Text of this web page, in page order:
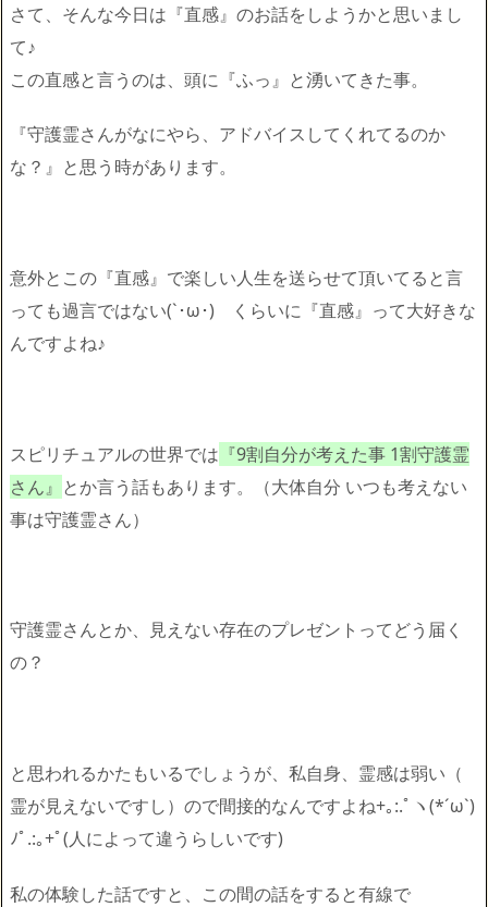
さて、そんな今日は『直感』のお話をしようかと思いまし
て♪
この直感と言うのは、頭に『ふっ』と湧いてきた事。
『守護霊さんがなにやら、アドバイスしてくれてるのか
な？』 と思う時があります。
意外とこの『直感』 で楽しい人生を送らせて頂いてると言
っても過言ではない(`･ω･)ゞくらいに『直感』って大好きな
んですよね♪
スピリチュアルの世界では 『9割自分が考えた事 1割守護霊
さん』 とか言う話もあります。（大体自分 いつも考えない
事は守護霊さん）
守護霊さんとか、見えない存在のプレゼントってどう届く
の？
と思われるかたもいるでしょうが、私自身、霊感は弱い（
霊が見えないですし）ので間接的なんですよね+｡:.ﾟヽ(*´ω`)
ﾉﾟ.:｡+ﾟ(人によって違うらしいです)
私の体験した話ですと、この間の話をすると有線で